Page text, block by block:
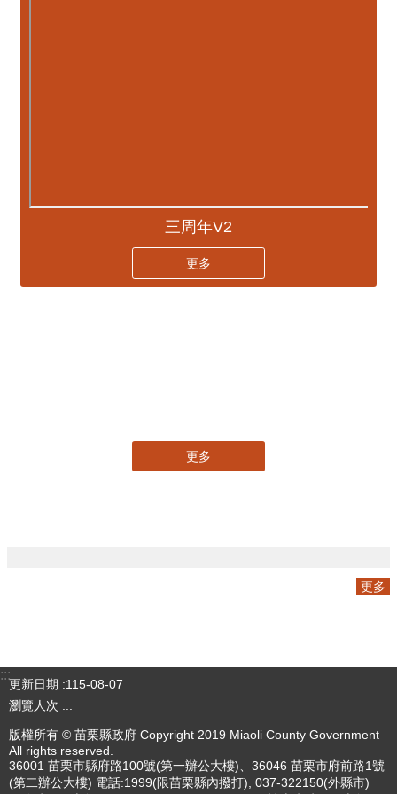
三周年V2
更多
更多
更多
:::
更新日期
115-08-07
瀏覽人次
版權所有 © 苗栗縣政府 Copyright 2019 Miaoli County Government
All rights reserved.
36001 苗栗市縣府路100號(第一辦公大樓)、36046 苗栗市府前路1號
(第二辦公大樓) 電話:1999(限苗栗縣內撥打), 037-322150(外縣市)